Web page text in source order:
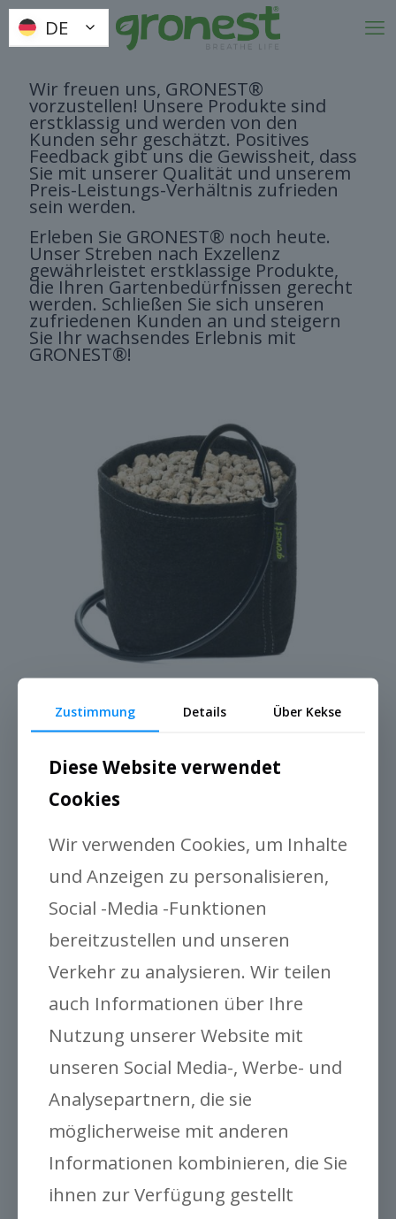
Wir freuen uns, GRONEST®
vorzustellen! Unsere Produkte sind
erstklassig und werden von den
Kunden sehr geschätzt. Positives
Feedback gibt uns die Gewissheit, dass
Sie mit unserer Qualität und unserem
Preis-Leistungs-Verhältnis zufrieden
sein werden.
Erleben Sie GRONEST® noch heute.
Unser Streben nach Exzellenz
gewährleistet erstklassige Produkte,
die Ihren Gartenbedürfnissen gerecht
werden. Schließen Sie sich unseren
zufriedenen Kunden an und steigern
Sie Ihr wachsendes Erlebnis mit
GRONEST®!
Stofftöpfe
Wandpflanzgefäße
Zustimmung Details Über Kekse
Diese Website verwendet
Cookies
Wir verwenden Cookies, um Inhalte
und Anzeigen zu personalisieren,
Social -Media -Funktionen
bereitzustellen und unseren
Verkehr zu analysieren. Wir teilen
auch Informationen über Ihre
Nutzung unserer Website mit
unseren Social Media-, Werbe- und
Analysepartnern, die sie
möglicherweise mit anderen
Informationen kombinieren, die Sie
ihnen zur Verfügung gestellt
DE
DE